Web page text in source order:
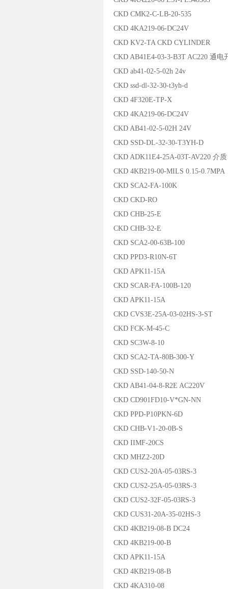
CKD CMK2-C-LB-20-535
CKD 4KA219-06-DC24V
CKD KV2-TA CKD CYLINDER
CKD AB41E4-03-3-B3T AC220 通电
CKD ab41-02-5-02h 24v
CKD ssd-dl-32-30-t3yh-d
CKD 4F320E-TP-X
CKD 4KA219-06-DC24V
CKD AB41-02-5-02H 24V
CKD SSD-DL-32-30-T3YH-D
CKD ADK11E4-25A-03T-AV220 介
CKD 4KB219-00-MILS 0.15-0.7MPA
CKD SCA2-FA-100K
CKD CKD-RO
CKD CHB-25-E
CKD CHB-32-E
CKD SCA2-00-63B-100
CKD PPD3-R10N-6T
CKD APK11-15A
CKD SCAR-FA-100B-120
CKD APK11-15A
CKD CVS3E-25A-03-02HS-3-ST
CKD FCK-M-45-C
CKD SC3W-8-10
CKD SCA2-TA-80B-300-Y
CKD SSD-140-50-N
CKD AB41-04-8-R2E AC220V
CKD CD901FD10-V*GN-NN
CKD PPD-P10PKN-6D
CKD CHB-V1-20-0B-S
CKD IIMF-20CS
CKD MHZ2-20D
CKD CUS2-20A-05-03RS-3
CKD CUS2-25A-05-03RS-3
CKD CUS2-32F-05-03RS-3
CKD CUS31-20A-35-02HS-3
CKD 4KB219-08-B DC24
CKD 4KB219-00-B
CKD APK11-15A
CKD 4KB219-08-B
CKD 4KA310-08